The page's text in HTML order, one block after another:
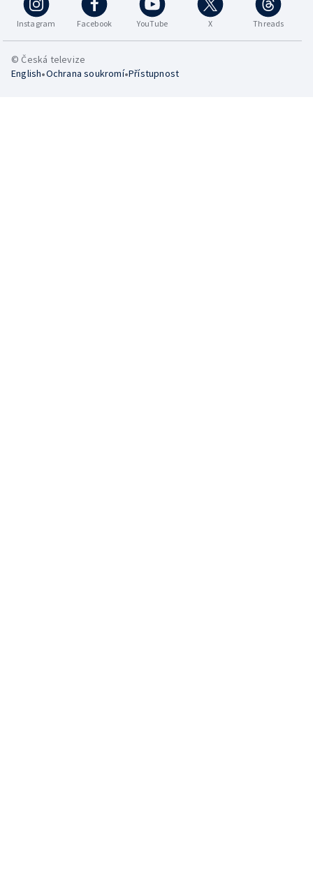
Instagram Facebook YouTube X Threads
© Česká televize
English•Ochrana soukromí•Přístupnost